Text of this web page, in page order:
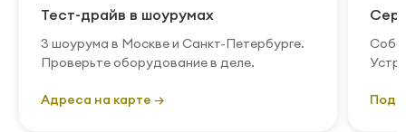
Тест-драйв в шоурумах
3 шоурума в Москве и Санкт-Петербурге.
Проверьте оборудование в деле.
Адреса на карте →